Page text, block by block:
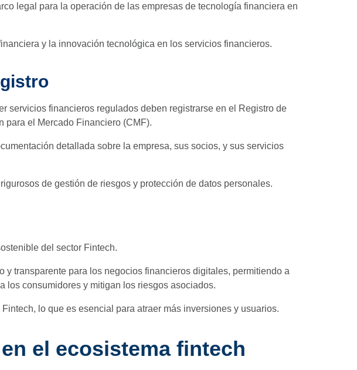
legal para la operación de las empresas de tecnología financiera en
y la innovación tecnológica en los servicios financieros.
servicios financieros regulados deben registrarse en el Registro de
para el Mercado Financiero (CMF).
detallada sobre la empresa, sus socios, y sus servicios
de gestión de riesgos y protección de datos personales.
del sector Fintech.
y transparente para los negocios financieros digitales, permitiendo a
los consumidores y mitigan los riesgos asociados.
lo que es esencial para atraer más inversiones y usuarios.
el ecosistema fintech